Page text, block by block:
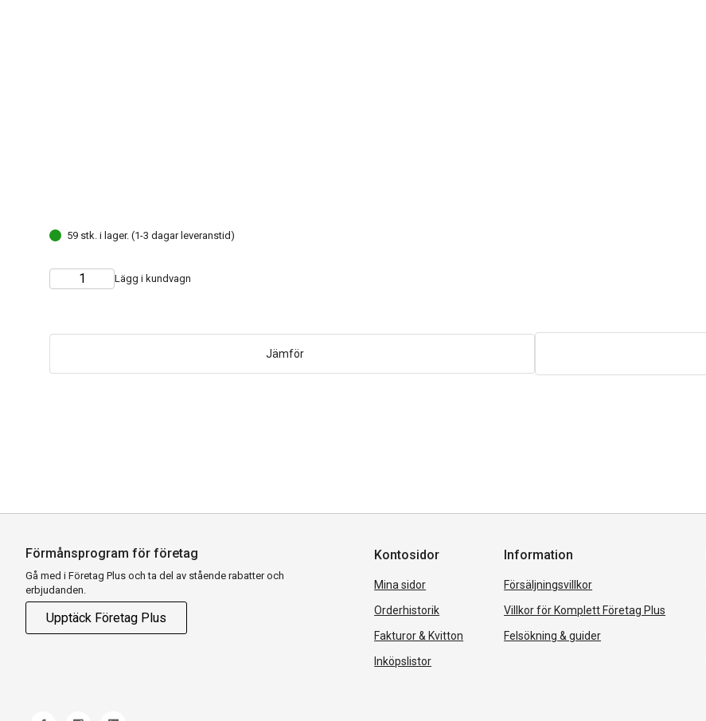
59 stk. i lager. (1-3 dagar leveranstid)
Choose
Quantity Lägg i kundvagn
Jämför
Förmånsprogram för företag
Gå med i Företag Plus och ta del av stående rabatter och
erbjudanden.
Upptäck Företag Plus
Kontosidor
Mina sidor
Orderhistorik
Fakturor & Kvitton
Inköpslistor
Information
Försäljningsvillkor
Villkor för Komplett Företag Plus
Felsökning & guider